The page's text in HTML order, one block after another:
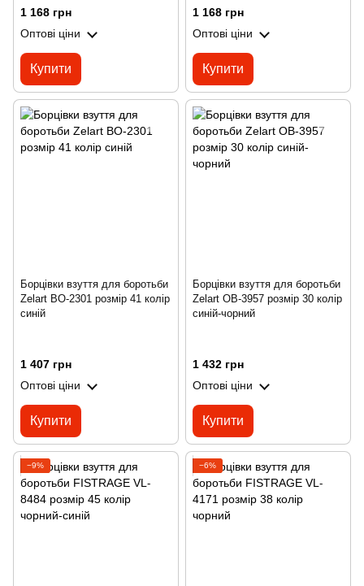
1 168 грн
Оптові ціни
Купити
1 168 грн
Оптові ціни
Купити
Борцівки взуття для боротьби
Zelart BO-2301 розмір 41 колір
синій
1 407 грн
Оптові ціни
Купити
Борцівки взуття для боротьби
Zelart OB-3957 розмір 30 колір
синій-чорний
1 432 грн
Оптові ціни
Купити
−9% −6%